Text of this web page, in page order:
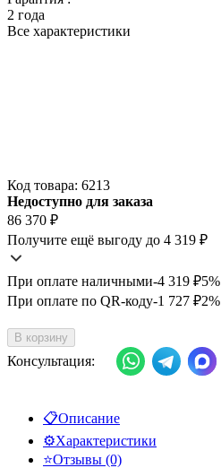
2 года
Все характеристики
Код товара: 6213
Недоступно для заказа
86 370 ₽
Получите ещё выгоду до 4 319 ₽
При оплате наличными-4 319 ₽5%
При оплате по QR-коду-1 727 ₽2%
В корзину
Консультация:
📋Описание
⚙️Характеристики
⭐Отзывы (0)